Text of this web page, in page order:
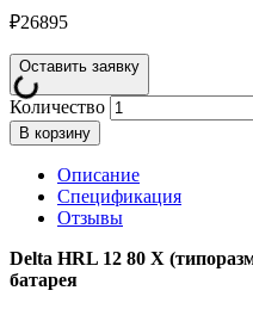
₽26895
Оставить заявку
Количество
В корзину
Описание
Спецификация
Отзывы
Delta HRL 12 80 X
батарея